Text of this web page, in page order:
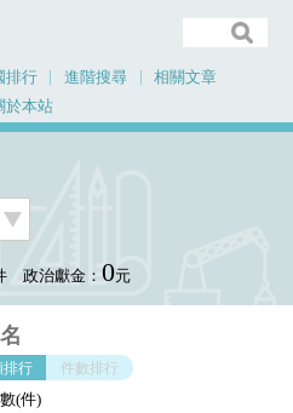
排行 進階搜尋
相關文章
於本站
政治獻金： 0元
排行 件數排行
(件)